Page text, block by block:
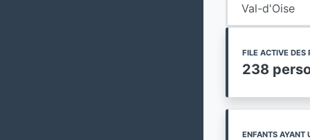
Val-d'Oise
FILE ACTIVE DES
238
ENFANTS AYANT